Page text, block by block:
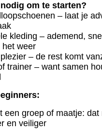
nodig om te starten?
– laat je
kleding – ademend,
het weer
– de rest komt
trainer – want samen
een groep of maatje: dat
en veiliger